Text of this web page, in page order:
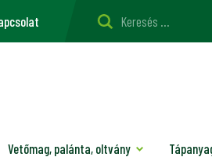
Vetőmag, palánta, oltvány